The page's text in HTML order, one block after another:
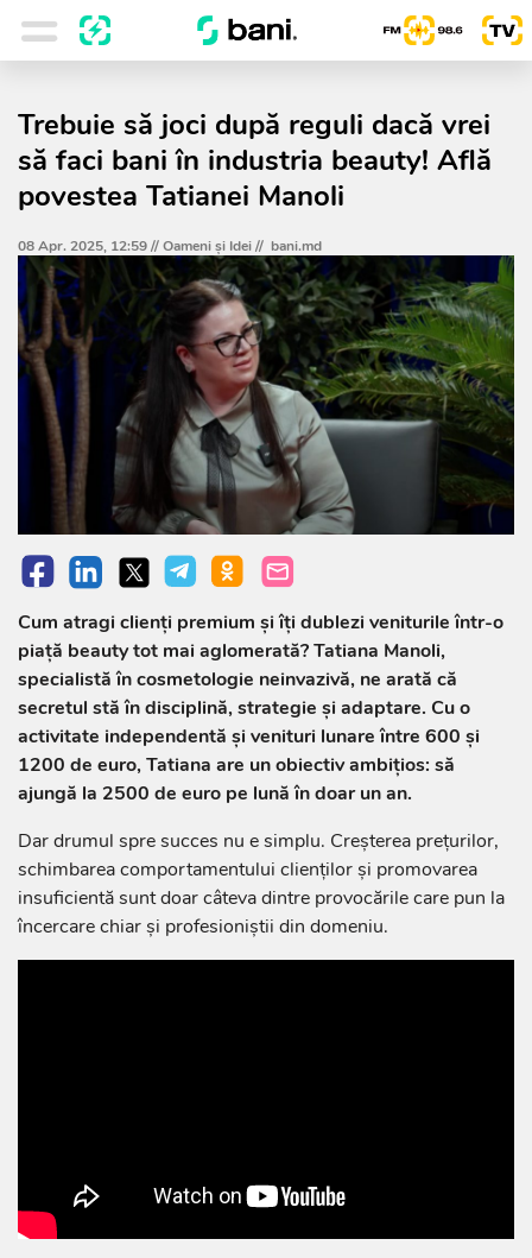
Trebuie să joci după reguli dacă vrei
să faci bani în industria beauty! Află
povestea Tatianei Manoli
08 Apr. 2025, 12:59 //Oameni şi Idei// bani.md
Cum atragi clienți premium și îți dublezi veniturile într-o
piață beauty tot mai aglomerată? Tatiana Manoli,
specialistă în cosmetologie neinvazivă, ne arată că
secretul stă în disciplină, strategie și adaptare. Cu o
activitate independentă și venituri lunare între 600 și
1200 de euro, Tatiana are un obiectiv ambițios: să
ajungă la 2500 de euro pe lună în doar un an.
Dar drumul spre succes nu e simplu. Creșterea prețurilor,
schimbarea comportamentului clienților și promovarea
insuficientă sunt doar câteva dintre provocările care pun la
încercare chiar și profesioniștii din domeniu.